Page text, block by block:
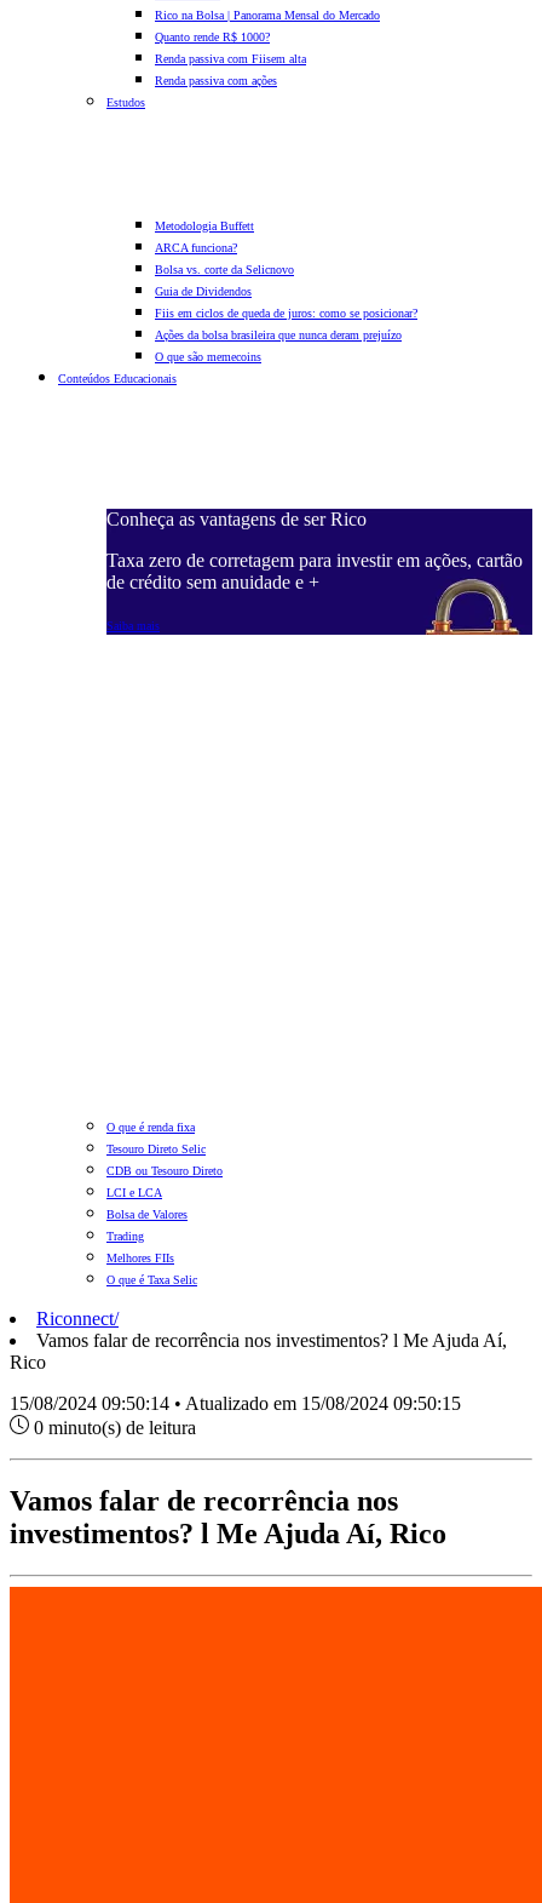
Rico na Bolsa | Panorama Mensal do Mercado
Quanto rende R$ 1000?
Renda passiva com Fiisem alta
Renda passiva com ações
Estudos
Metodologia Buffett
ARCA funciona?
Bolsa vs. corte da Selicnovo
Guia de Dividendos
Fiis em ciclos de queda de juros: como se posicionar?
Ações da bolsa brasileira que nunca deram prejuízo
O que são memecoins
Conteúdos Educacionais
Conheça as vantagens de ser Rico
Taxa zero de corretagem para investir em ações, cartão
de crédito sem anuidade e +
Saiba mais
O que é renda fixa
Tesouro Direto Selic
CDB ou Tesouro Direto
LCI e LCA
Bolsa de Valores
Trading
Melhores FIIs
O que é Taxa Selic
Riconnect/
Vamos falar de recorrência nos investimentos? l Me Ajuda Aí,
Rico
15/08/2024 09:50:14 • Atualizado em 15/08/2024 09:50:15
0 minuto(s) de leitura
Vamos falar de recorrência nos
investimentos? l Me Ajuda Aí, Rico